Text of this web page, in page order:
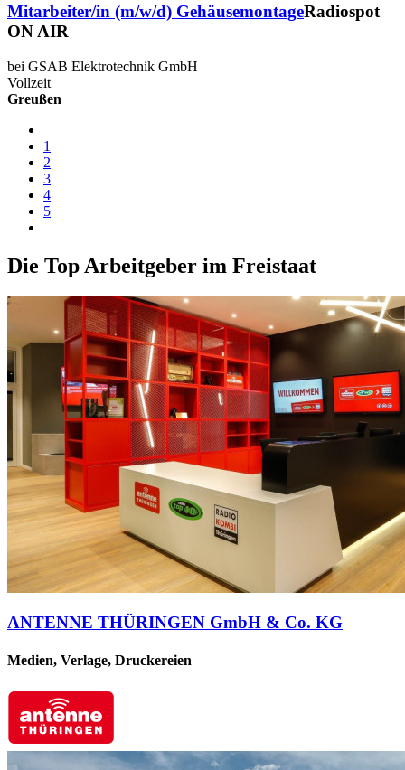
Mitarbeiter/in (m/w/d) GehäusemontageRadiospot
ON AIR
bei GSAB Elektrotechnik GmbH
Vollzeit
Greußen
1
2
3
4
5
Die Top Arbeitgeber im Freistaat
ANTENNE THÜRINGEN GmbH & Co. KG
Medien, Verlage, Druckereien